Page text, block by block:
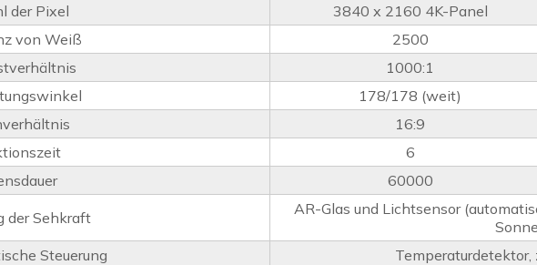
der Pixel
3840 x 2160 4K-Panel
von Weiß
2500
1000:1
178/178 (weit)
16:9
6
60000
der Sehkraft
AR-Glas und Lichtsensor
Steuerung